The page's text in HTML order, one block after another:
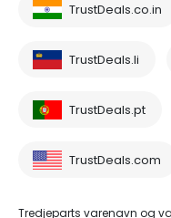
TrustDeals.co.in
TrustDeals.li
TrustDeals.pt
TrustDeals.com
Tredjeparts varenavn og